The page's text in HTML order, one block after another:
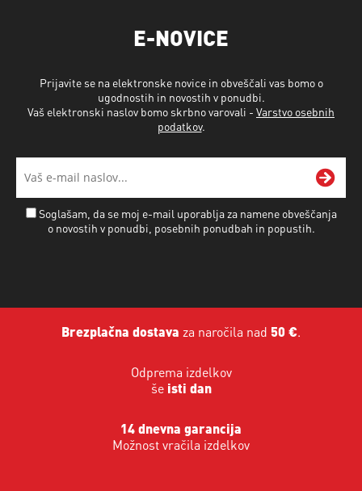
E-NOVICE
Prijavite se na elektronske novice in obveščali vas bomo o
ugodnostih in novostih v ponudbi.
Vaš elektronski naslov bomo skrbno varovali - Varstvo osebnih
podatkov.
Soglašam, da se moj e-mail uporablja za namene obveščanja
o novostih v ponudbi, posebnih ponudbah in popustih.
Brezplačna dostava za naročila nad 50 €.
Odprema izdelkov
še isti dan
14 dnevna garancija
Možnost vračila izdelkov